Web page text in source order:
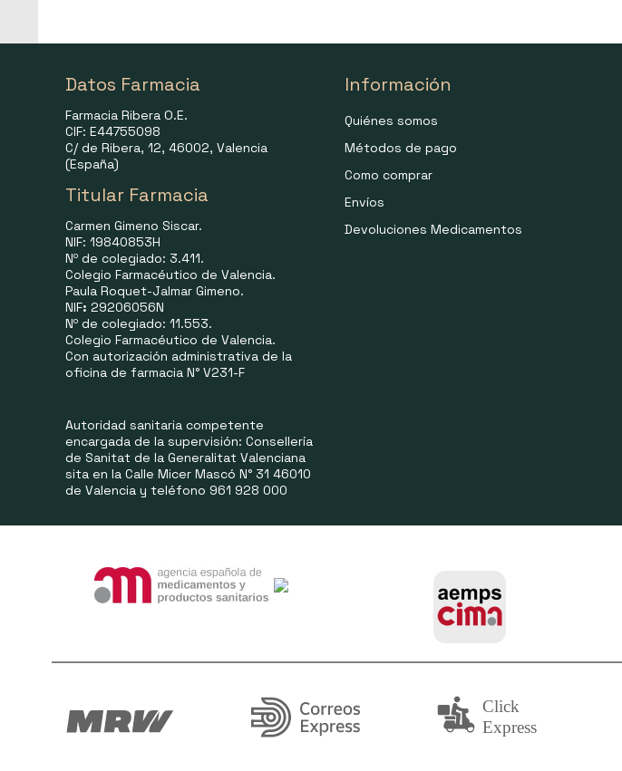
Datos Farmacia
Farmacia Ribera O.E.
CIF: E44755098
C/ de Ribera, 12, 46002, Valencia
(España)
Titular Farmacia
Carmen Gimeno Siscar.
NIF: 19840853H
Nº de colegiado: 3.411.
Colegio Farmacéutico de Valencia.
Paula Roquet-Jalmar Gimeno.
NIF: 29206056N
Nº de colegiado: 11.553.
Colegio Farmacéutico de Valencia.
Con autorización administrativa de la
oficina de farmacia N° V231-F
Autoridad sanitaria competente
encargada de la supervisión: Consellería
de Sanitat de la Generalitat Valenciana
sita en la Calle Micer Mascó N° 31 46010
de Valencia y teléfono 961 928 000
Información
Quiénes somos
Métodos de pago
Como comprar
Envíos
Devoluciones Medicamentos